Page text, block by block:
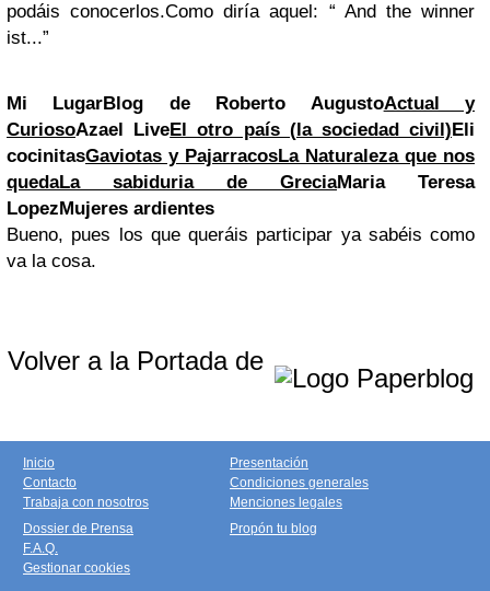
podáis conocerlos.Como diría aquel: “ And the winner
ist...”
Mi LugarBlog de Roberto AugustoActual y
CuriosoAzael LiveEl otro país (la sociedad civil)Eli
cocinitasGaviotas y PajarracosLa Naturaleza que nos
quedaLa sabiduria de GreciaMaria Teresa
LopezMujeres ardientes
Bueno, pues los que queráis participar ya sabéis como
va la cosa.
Volver a la Portada de
Inicio
Contacto
Trabaja con nosotros
Presentación
Condiciones generales
Menciones legales
Dossier de Prensa
F.A.Q.
Gestionar cookies
Propón tu blog